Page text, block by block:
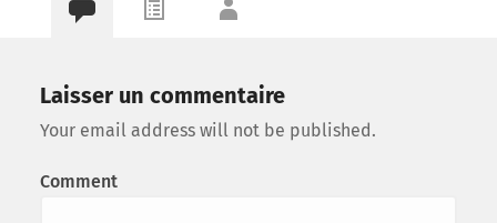
Laisser un commentaire
Your email address will not be published.
Comment